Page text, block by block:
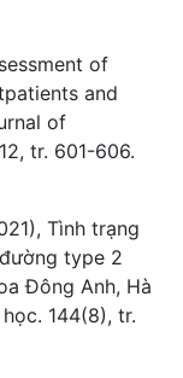
of
and
of
tr. 601-606.
Tình trạng
type 2
Đông Anh, Hà
144(8), tr.